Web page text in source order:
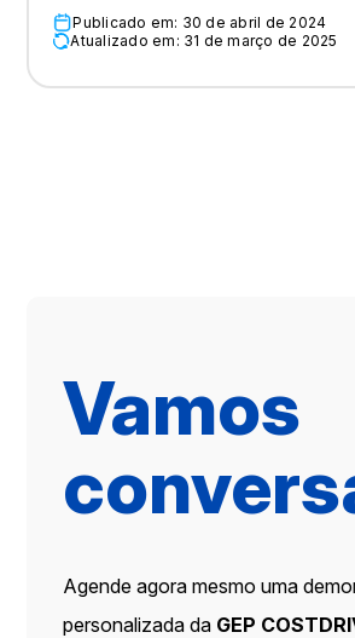
Publicado em: 30 de abril de 2024
Atualizado em: 31 de março de 2025
Vamos
Agende agora mesmo uma
personalizada da GEP